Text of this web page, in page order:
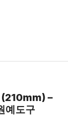
(210mm) –
예도구